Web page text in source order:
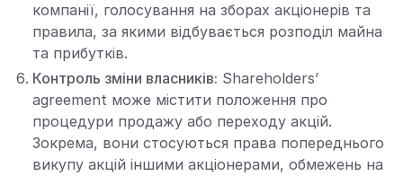
компанії, голосування на зборах акціонерів та
правила, за якими відбувається розподіл майна
та прибутків.
Контроль зміни власників: Shareholders’
agreement може містити положення про
процедури продажу або переходу акцій.
Зокрема, вони стосуються права попереднього
викупу акцій іншими акціонерами, обмежень на